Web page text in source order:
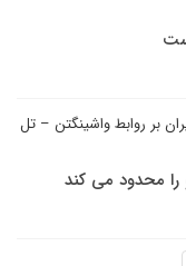
بر روابط واشینگتن – تل
را محدود می کند